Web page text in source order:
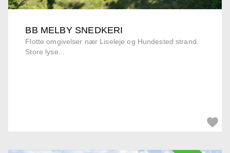
BB MELBY SNEDKERI
Flotte omgivelser nær Liseleje og Hundested strand.
Store lyse...